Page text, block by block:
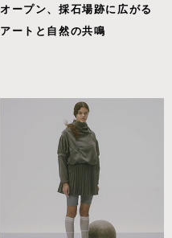
オープン、採石場跡に広がる
アートと自然の共鳴